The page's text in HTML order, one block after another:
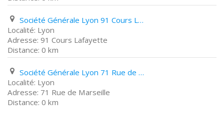
Société Générale Lyon 91 Cours Lafayette
Lyon
91 Cours Lafayette
0 km
Société Générale Lyon 71 Rue de Marseille
Lyon
71 Rue de Marseille
0 km